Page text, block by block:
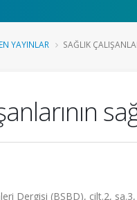
YAYINLAR SAĞLIK
Dergisi (BSBD), cilt.2,